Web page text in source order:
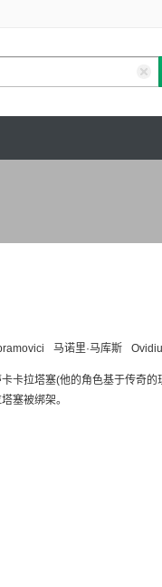
马诺里·马库斯
卡拉塔塞(他的角色基于传奇
塞被绑架。